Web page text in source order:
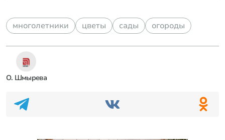
многолетники цветы сады огороды
О. Шмырева